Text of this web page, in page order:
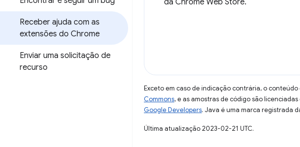
Receber ajuda com as
extensões do Chrome
Enviar uma solicitação de
recurso
da Chrome Web Store.
Exceto em caso de indicação contrária, o
Commons, e as amostras de código são
Google Developers. Java é uma marca registrada
Última atualização 2023-02-21 UTC.